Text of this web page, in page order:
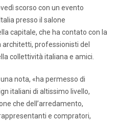
scorso con un evento
presso il salone
capitale, che ha contato con la
professionisti del
collettività italiana e amici.
nota, «ha permesso di
italiani di altissimo livello,
che dell’arredamento,
e compratori,